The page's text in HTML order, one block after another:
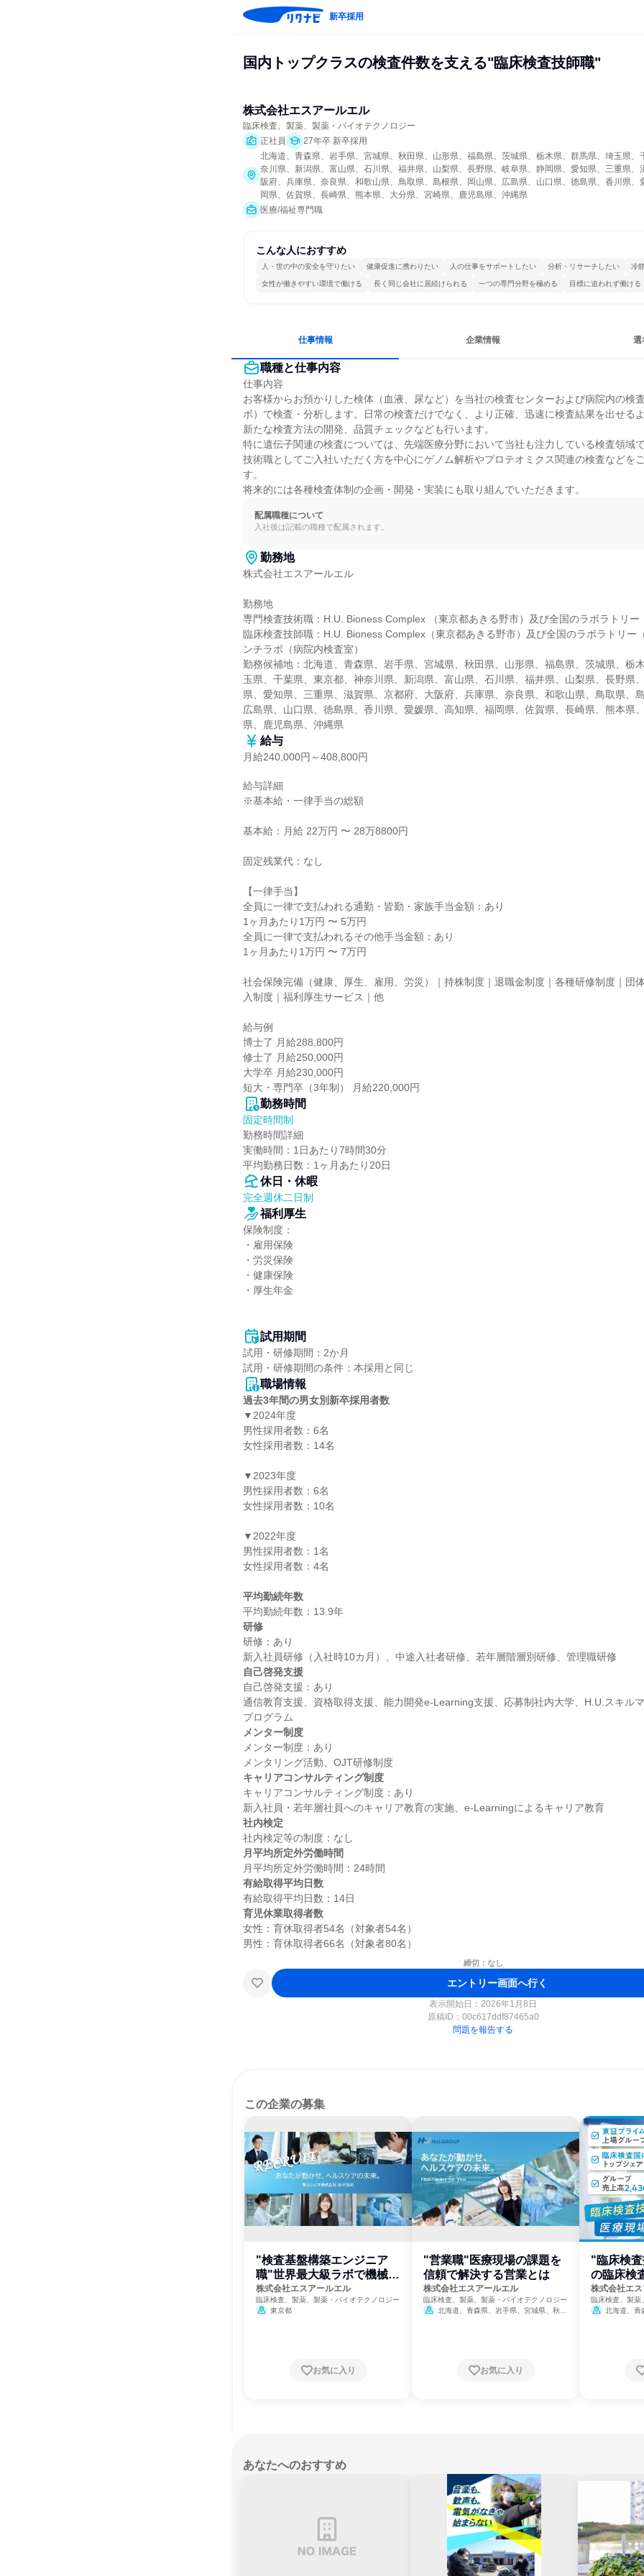
新卒採用
国内トップクラスの検査件数を支える"臨床検査技師職"
株式会社エスアールエル
臨床検査、製薬、製薬・バイオテクノロジー
正社員
27年卒 新卒採用
北海道、青森県、岩手県、宮城県、秋田県、山形県、福島県、茨城県、栃木県、群馬県、埼玉県、
奈川県、新潟県、富山県、石川県、福井県、山梨県、長野県、岐阜県、静岡県、愛知県、三重県、
阪府、兵庫県、奈良県、和歌山県、鳥取県、島根県、岡山県、広島県、山口県、徳島県、香川県、
岡県、佐賀県、長崎県、熊本県、大分県、宮崎県、鹿児島県、沖縄県
医療/福祉専門職
こんな人におすすめ
人・世の中の安全を守りたい 健康促進に携わりたい 人の仕事をサポートしたい 分析・リサーチしたい 冷
女性が働きやすい環境で働ける 長く同じ会社に居続けられる 一つの専門分野を極める 目標に追われず働ける
仕事情報 企業情報 選
職種と仕事内容
仕事内容
お客様からお預かりした検体（血液、尿など）を当社の検査センターおよび病院内の検
ボ）で検査・分析します。日常の検査だけでなく、より正確、迅速に検査結果を出せる
新たな検査方法の開発、品質チェックなども行います。
特に遺伝子関連の検査については、先端医療分野において当社も注力している検査領域
技術職としてご入社いただく方を中心にゲノム解析やプロテオミクス関連の検査などを
す。
将来的には各種検査体制の企画・開発・実装にも取り組んでいただきます。
配属職種について
入社後は記載の職種で配属されます。
勤務地
株式会社エスアールエル
勤務地
専門検査技術職：H.U. Bioness Complex （東京都あきる野市）及び全国のラボラトリー
臨床検査技師職：H.U. Bioness Complex（東京都あきる野市）及び全国のラボラトリー
ンチラボ（病院内検査室）
勤務候補地：北海道、青森県、岩手県、宮城県、秋田県、山形県、福島県、茨城県、栃
玉県、千葉県、東京都、神奈川県、新潟県、富山県、石川県、福井県、山梨県、長野県
県、愛知県、三重県、滋賀県、京都府、大阪府、兵庫県、奈良県、和歌山県、鳥取県、島
広島県、山口県、徳島県、香川県、愛媛県、高知県、福岡県、佐賀県、長崎県、熊本県
県、鹿児島県、沖縄県
給与
月給240,000円～408,800円
給与詳細
※基本給・一律手当の総額
基本給：月給 22万円 〜 28万8800円
固定残業代：なし
【一律手当】
全員に一律で支払われる通勤・皆勤・家族手当金額：あり
1ヶ月あたり1万円 〜 5万円
全員に一律で支払われるその他手当金額：あり
1ヶ月あたり1万円 〜 7万円
社会保険完備（健康、厚生、雇用、労災）｜持株制度｜退職金制度｜各種研修制度｜団
入制度｜福利厚生サービス｜他
給与例
博士了 月給288,800円
修士了 月給250,000円
大学卒 月給230,000円
短大・専門卒（3年制） 月給220,000円
勤務時間
固定時間制
勤務時間詳細
実働時間：1日あたり7時間30分
平均勤務日数：1ヶ月あたり20日
休日・休暇
完全週休二日制
福利厚生
保険制度：
・雇用保険
・労災保険
・健康保険
・厚生年金
試用期間
試用・研修期間：2か月
職場情報
過去3年間の男女別新卒採用者数
▼2024年度
男性採用者数：6名
女性採用者数：14名
▼2023年度
男性採用者数：6名
女性採用者数：10名
▼2022年度
男性採用者数：1名
女性採用者数：4名
平均勤続年数
研修
研修：あり
自己啓発支援
自己啓発支援：あり
通信教育支援、資格取得支援、能力開発e-Learning支援、応募制社内大学、H.U.スキル
メンター制度
メンター制度：あり
キャリアコンサルティング制度
キャリアコンサルティング制度：あり
社内検定
月平均所定外労働時間
有給取得平均日数
育児休業取得者数
女性：育休取得者54名（対象者54名）
締切：なし
エントリー画面へ行く
表示開始日：2026年1月8日
原稿ID： 00c617ddf87465a0
問題を報告する
この企業の募集
"検査基盤構築エンジニア
職"世界最大級ラボで機械の
保守点検を
株式会社エスアールエル
臨床検査、製薬、製薬・バイオテクノロジー
東京都
お気に入り
"営業職"医療現場の課題を
信頼で解決する営業とは
株式会社エスアールエル
臨床検査、製薬、製薬・バイオテクノロジー
北海道、青森県、岩手県、宮城県、秋田
歌山県、鳥取県、島根県、岡山県、広島県、
お気に入り
"臨床検
の臨床検
株式会社エ
臨床検査、製薬
北海道、青
歌山県、鳥取
あなたへのおすすめ